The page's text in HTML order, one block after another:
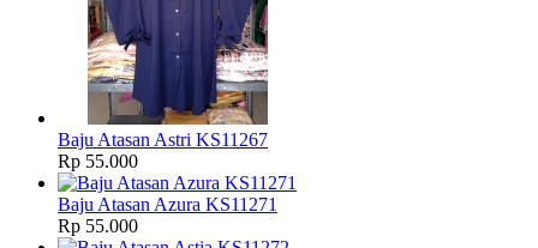
Baju Atasan Astri KS11267
Rp 55.000
Baju Atasan Azura KS11271
Rp 55.000